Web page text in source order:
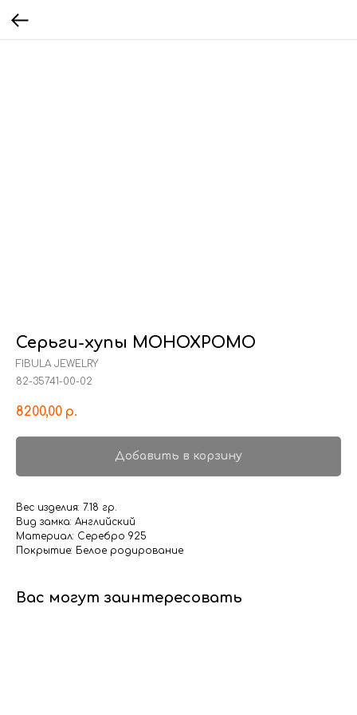
Серьги-хупы МОНОХРОМО
FIBULA JEWELRY
82-35741-00-02
8200,00 р.
Добавить в корзину
Вес изделия: 7.18 гр.
Вид замка: Английский
Материал: Серебро 925
Покрытие: Белое родирование
Вас могут заинтересовать